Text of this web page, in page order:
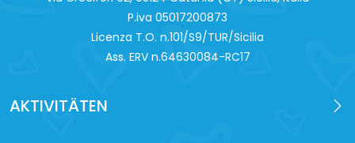
P.iva 0‍5017200873
Licenza T.O. n.101/S9/TUR/Sicilia
Ass. ERV n.64630084-RC17
AKTIVITÄTEN